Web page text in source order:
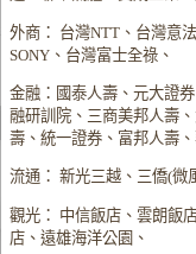
外商： 台灣NTT、台灣意
SONY、台灣富士全祿、
金融：國泰人壽、元大證
融研訓院、三商美邦人壽
壽、統一證券、富邦人壽
流通： 新光三越、三僑(微
觀光： 中信飯店、雲朗飯
店、遠雄海洋公園、